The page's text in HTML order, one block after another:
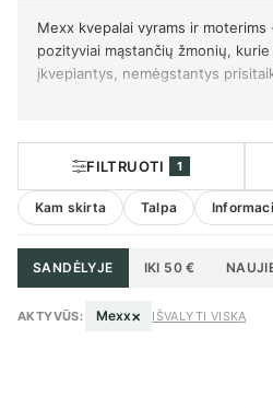
Mexx kvepalai vyrams ir moterims
pozityviai mąstančių žmonių,
įkvepiantys, nemėgstantys
FILTRUOTI 1
Kam skirta Talpa
SANDĖLYJE IKI 50 €
AKTYVŪS: Mexx× IŠVALYTI VISKĄ